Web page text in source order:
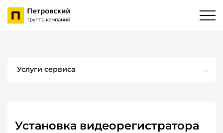
Услуги сервиса
Установка видеорегистратора